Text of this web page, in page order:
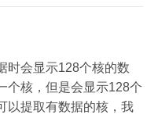
时会显示128个核的数
个核，但是会显示128个
以提取有数据的核，我